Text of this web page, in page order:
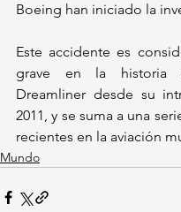
Boeing han iniciado la
Este accidente es
grave en la historia
Dreamliner desde su
2011, y se suma a una
recientes en la aviación
Mundo